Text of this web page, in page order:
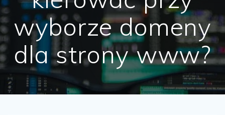
wyborze domeny
dla strony www?